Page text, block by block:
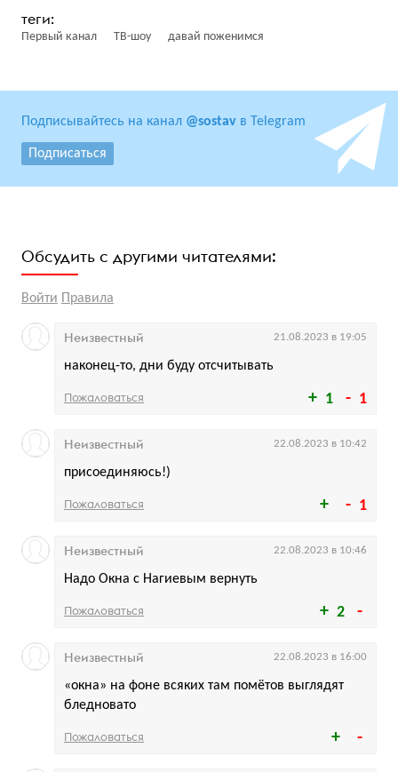
Первый канал ТВ-шоу давай поженимся
Подписывайтесь на канал @sostav в Telegram
Подписаться
Обсудить с другими читателями:
Войти Правила
1 1
наконец-то, дни буду отсчитывать
Неизвестный 21.08.2023 в 19:05
Пожаловаться
1
присоединяюсь!)
Неизвестный 22.08.2023 в 10:42
Пожаловаться
2
Надо Окна с Нагиевым вернуть
Неизвестный 22.08.2023 в 10:46
Пожаловаться
«окна» на фоне всяких там помётов выглядят
бледновато
Неизвестный 22.08.2023 в 16:00
Пожаловаться